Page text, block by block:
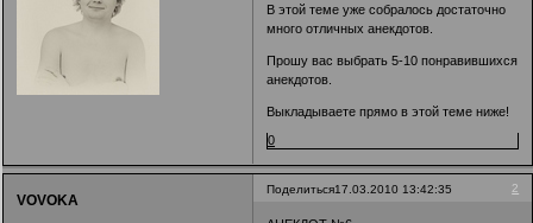
В этойтеме уже собралось достаточно
много отличных анекдотов.
Прошу вас выбрать 5-10 понравившихся
анекдотов.
Выкладываете прямо в этой теме ниже!
0
Поделиться 2
17.03.2010 13:42:35
VOVOKA